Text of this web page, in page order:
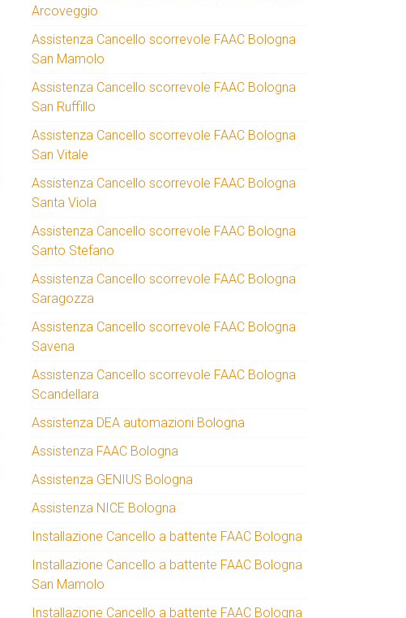
Arcoveggio
Assistenza Cancello scorrevole FAAC Bologna
San Mamolo
Assistenza Cancello scorrevole FAAC Bologna
San Ruffillo
Assistenza Cancello scorrevole FAAC Bologna
San Vitale
Assistenza Cancello scorrevole FAAC Bologna
Santa Viola
Assistenza Cancello scorrevole FAAC Bologna
Santo Stefano
Assistenza Cancello scorrevole FAAC Bologna
Saragozza
Assistenza Cancello scorrevole FAAC Bologna
Savena
Assistenza Cancello scorrevole FAAC Bologna
Scandellara
Assistenza DEA automazioni Bologna
Assistenza FAAC Bologna
Assistenza GENIUS Bologna
Assistenza NICE Bologna
Installazione Cancello a battente FAAC Bologna
Installazione Cancello a battente FAAC Bologna
San Mamolo
Installazione Cancello a battente FAAC Bologna